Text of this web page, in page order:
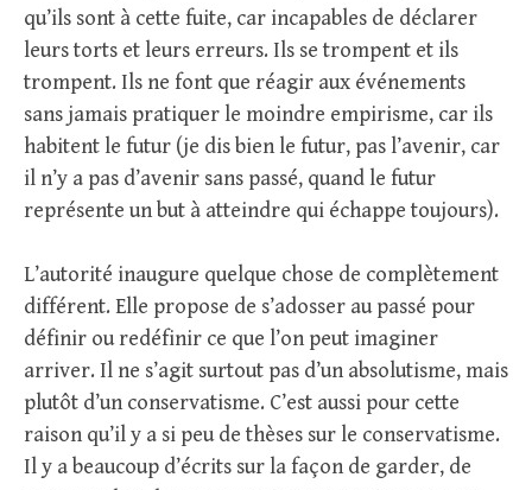
qu’ils sont à cette fuite, car incapables de déclarer
leurs torts et leurs erreurs. Ils se trompent et ils
trompent. Ils ne font que réagir aux événements
sans jamais pratiquer le moindre empirisme, car ils
habitent le futur (je dis bien le futur, pas l’avenir, car
il n’y a pas d’avenir sans passé, quand le futur
représente un but à atteindre qui échappe toujours).
L’autorité inaugure quelque chose de complètement
différent. Elle propose de s’adosser au passé pour
définir ou redéfinir ce que l’on peut imaginer
arriver. Il ne s’agit surtout pas d’un absolutisme, mais
plutôt d’un conservatisme. C’est aussi pour cette
raison qu’il y a si peu de thèses sur le conservatisme.
Il y a beaucoup d’écrits sur la façon de garder, de